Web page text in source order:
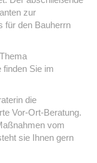
zur
für den Bauherrn
finden Sie im
die
Vor-Ort-Beratung.
vom
sie Ihnen gern